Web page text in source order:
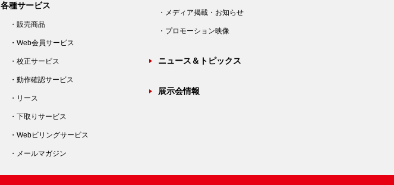
各種サービス
・販売商品
・Web会員サービス
・校正サービス
・動作確認サービス
・リース
・下取りサービス
・Webビリングサービス
・メールマガジン
・メディア掲載・お知らせ
・プロモーション映像
ニュース＆トピックス
展示会情報